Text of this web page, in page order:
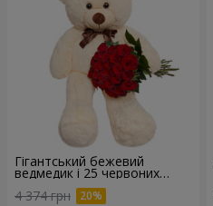
Гігантський бежевий
ведмедик і 25 червоних
троянд
4 374 грн